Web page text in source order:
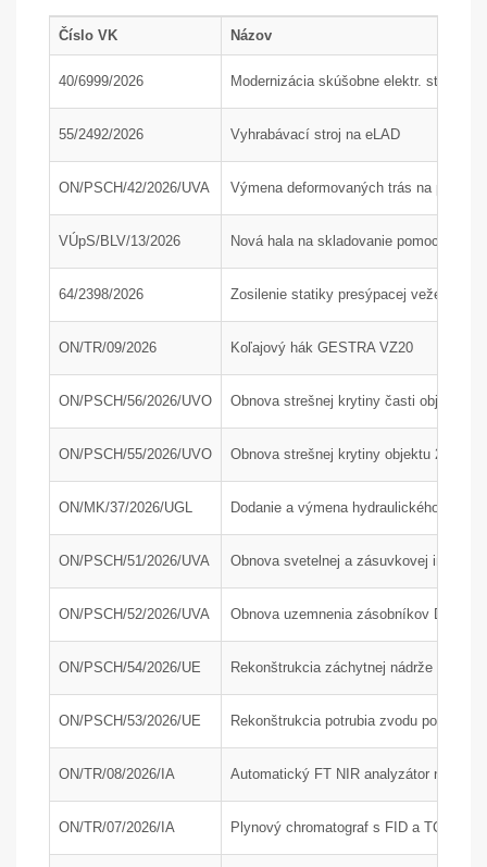
Číslo VK Názov
40/6999/2026 Modernizácia skúšobne elektr. strojov
55/2492/2026 Vyhrabávací stroj na eLAD
ON/PSCH/42/2026/UVA Výmena deformovaných trás na
VÚpS/BLV/13/2026 Nová hala na skladovanie pomocného
64/2398/2026 Zosilenie statiky presýpacej veže H200
ON/TR/09/2026 Koľajový hák GESTRA VZ20
ON/PSCH/56/2026/UVO Obnova strešnej krytiny časti objektu
ON/PSCH/55/2026/UVO Obnova strešnej krytiny objektu 24-34
ON/MK/37/2026/UGL Dodanie a výmena hydraulického
ON/PSCH/51/2026/UVA Obnova svetelnej a zásuvkovej
ON/PSCH/52/2026/UVA Obnova uzemnenia zásobníkov DAM a
ON/PSCH/54/2026/UE Rekonštrukcia záchytnej nádrže J210
ON/PSCH/53/2026/UE Rekonštrukcia potrubia zvodu popola z
ON/TR/08/2026/IA Automatický FT NIR analyzátor na
ON/TR/07/2026/IA Plynový chromatograf s FID a TCD